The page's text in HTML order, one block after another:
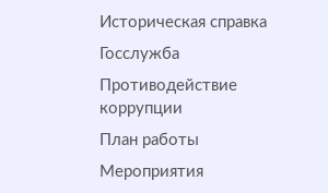
Историческая справка
Госслужба
Противодействие
коррупции
План работы
Мероприятия